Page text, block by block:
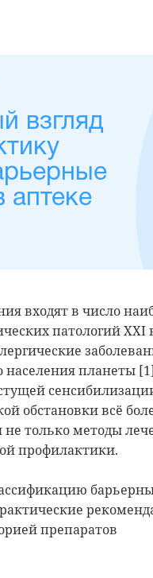
взгляд
аптеке
входят в число
патологий XXI
населения планеты
обстановки всё
только методы
профилактики.
препаратов